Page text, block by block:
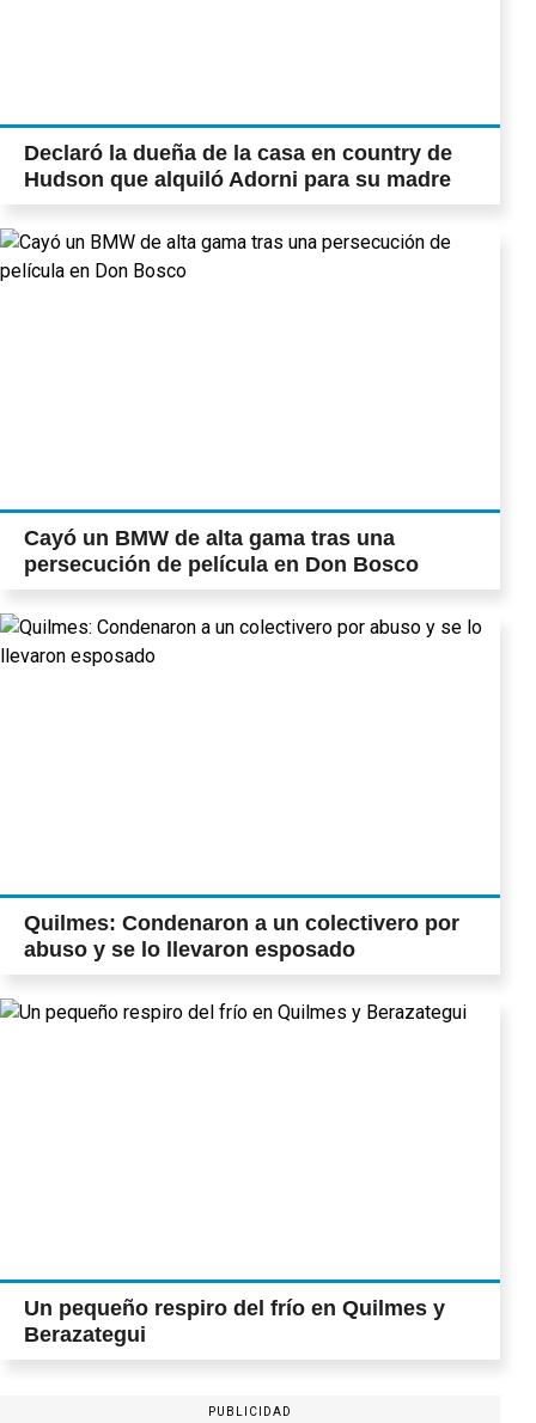
Declaró la dueña de la casa en country de
Hudson que alquiló Adorni para su madre
Cayó un BMW de alta gama tras una
persecución de película en Don Bosco
Quilmes: Condenaron a un colectivero por
abuso y se lo llevaron esposado
Un pequeño respiro del frío en Quilmes y
Berazategui
PUBLICIDAD